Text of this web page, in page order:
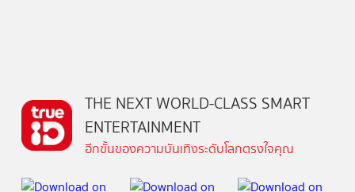
THE NEXT WORLD-CLASS SMART
ENTERTAINMENT
อีกขั้นของความบันเทิงระดับโลกตรงใจคุณ